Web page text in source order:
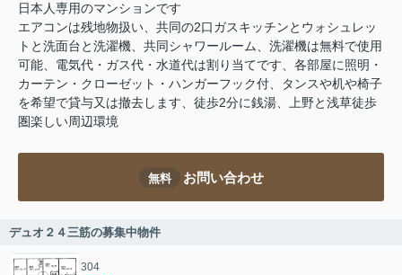
日本人専用のマンションです
エアコンは残地物扱い、共同の2口ガスキッチンとウォシュレッ
トと洗面台と洗濯機、共同シャワールーム、洗濯機は無料で使用
可能、電気代・ガス代・水道代は割り当てです、各部屋に照明・
カーテン・クローゼット・ハンガーフック付、タンスや机や椅子
を希望で貸与又は撤去します、徒歩2分に銭湯、上野と浅草徒歩
圏楽しい周辺環境
無料 お問い合わせ
デュオ２４三筋の募集中物件
304